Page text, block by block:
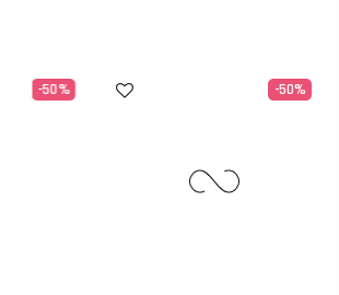
-50% -50%